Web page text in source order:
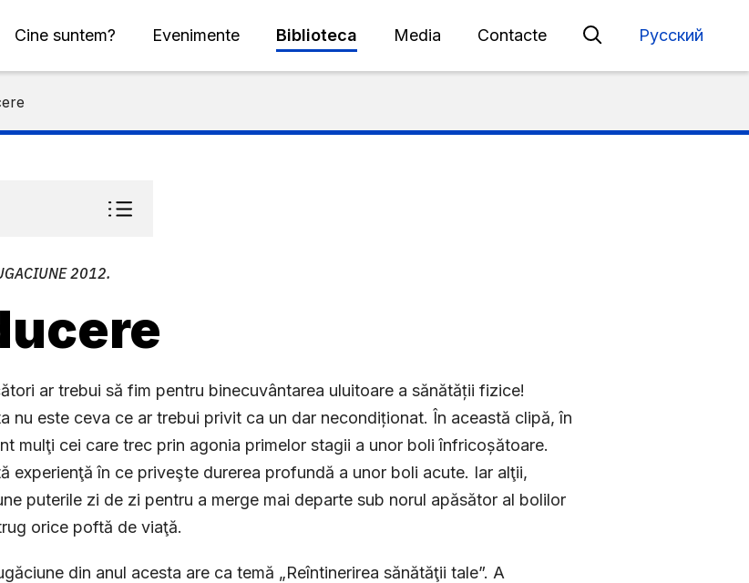
Cine suntem? Evenimente Biblioteca Media Contacte Русский
2012.
ar trebui să fim pentru binecuvântarea uluitoare a sănătății fizice!
nu este ceva ce ar trebui privit ca un dar necondiționat. În această clipă, în
mulţi cei care trec prin agonia primelor stagii a unor boli înfricoșătoare.
experienţă în ce priveşte durerea profundă a unor boli acute. Iar alţii,
puterile zi de zi pentru a merge mai departe sub norul apăsător al bolilor
orice poftă de viaţă.
din anul acesta are ca temă „Reîntinerirea sănătăţii tale”. A